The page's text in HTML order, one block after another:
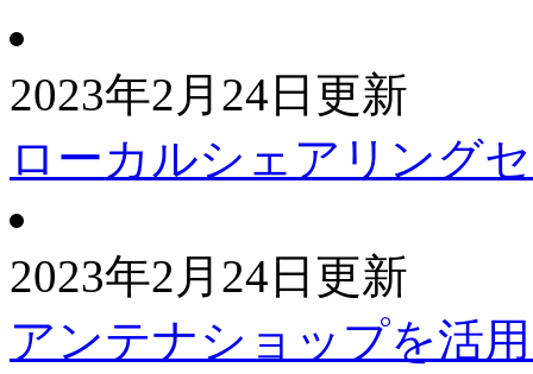
2023年2月24日更新
ローカルシェアリング
2023年2月24日更新
アンテナショップを活